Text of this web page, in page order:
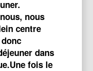
nous
centre
donc
dans
​Une fois le